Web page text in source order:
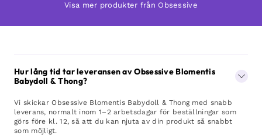
Visa mer produkter från Obsessive
Hur lång tid tar leveransen av Obsessive Blomentis
Babydoll & Thong?
Vi skickar Obsessive Blomentis Babydoll & Thong med snabb
leverans, normalt inom 1–2 arbetsdagar för beställningar som
görs före kl. 12, så att du kan njuta av din produkt så snabbt
som möjligt.